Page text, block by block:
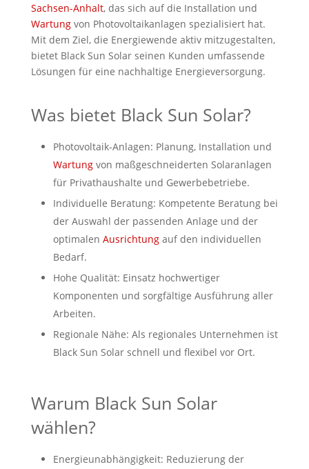
Sachsen-Anhalt, das sich auf die Installation und
Wartungvon Photovoltaikanlagen spezialisiert hat.
Mit dem Ziel, die Energiewende aktiv mitzugestalten,
bietet Black Sun Solar seinen Kunden umfassende
Lösungen für eine nachhaltige Energieversorgung.
Was bietet Black Sun Solar?
Photovoltaik-Anlagen: Planung, Installation und
Wartungvon maßgeschneiderten Solaranlagen
für Privathaushalte und Gewerbebetriebe.
Individuelle Beratung: Kompetente Beratung bei
der Auswahl der passenden Anlage und der
optimalen Ausrichtungauf den individuellen
Bedarf.
Hohe Qualität: Einsatz hochwertiger
Komponenten und sorgfältige Ausführung aller
Arbeiten.
Regionale Nähe: Als regionales Unternehmen ist
Black Sun Solar schnell und flexibel vor Ort.
Warum Black Sun Solar
wählen?
Energieunabhängigkeit: Reduzierung der